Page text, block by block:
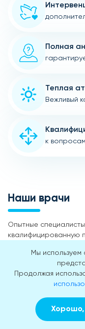
Полная
Теплая
Вежливый
к
Наши врачи
Опытные
квалифицированную
Мы
Продолжая
Хорошо,
Заказать звонок